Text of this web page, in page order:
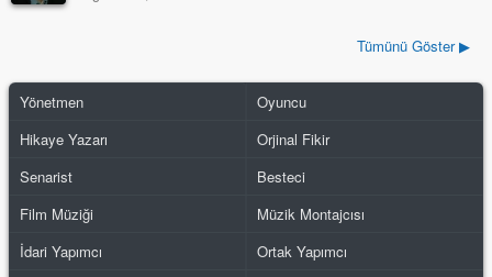
Tümünü Göster ▶
Yönetmen
Oyuncu
Hikaye Yazarı
Orjinal Fikir
Senarist
Besteci
Film Müziği
Müzik Montajcısı
İdari Yapımcı
Ortak Yapımcı